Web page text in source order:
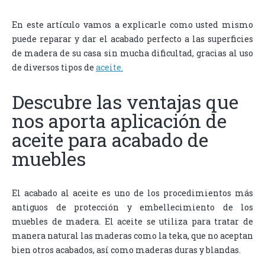
En este artículo vamos a explicarle como usted mismo
puede reparar y dar el acabado perfecto a las superficies
de madera de su casa sin mucha dificultad, gracias al uso
de diversos tipos de aceite.
Descubre las ventajas que
nos aporta aplicación de
aceite para acabado de
muebles
El acabado al aceite es uno de los procedimientos más
antiguos de protección y embellecimiento de los
muebles de madera. El aceite se utiliza para tratar de
manera natural las maderas como la teka, que no aceptan
bien otros acabados, así como maderas duras y blandas.